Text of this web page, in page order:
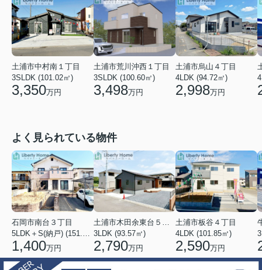
土浦市中村南１丁目
3SLDK (101.02㎡)
3,350万円
土浦市荒川沖西１丁目
3SLDK (100.60㎡)
3,498万円
土浦市烏山４丁目
4LDK (94.72㎡)
2,998万円
よく見られている物件
石岡市南台３丁目
1,400万円
土浦市木田余東台５丁目
3LDK (93.57㎡)
2,790万円
土浦市板谷４丁目
4LDK (101.85㎡)
2,590万円